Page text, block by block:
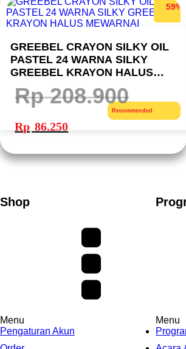
59%
GREEBEL CRAYON SILKY OIL
PASTEL 24 WARNA SILKY
GREEBEL KRAYON HALUS
MEWARNAI
Rp208.900
Harga
adalah:
Rp 208.900.
Rp 86.250ini
adalah:
Recommended
Shop
Menu
Pengaturan Akun
Menu